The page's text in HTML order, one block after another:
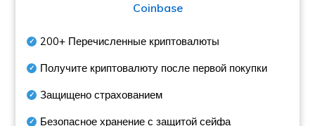
Coinbase
200+ Перечисленные криптовалюты
Получите криптовалюту после первой покупки
Защищено страхованием
Безопасное хранение с защитой сейфа